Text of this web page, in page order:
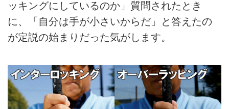
ッキングにしているのか」質問されたとき
に、「自分は手が小さいからだ」と答えたの
が定説の始まりだった気がします。